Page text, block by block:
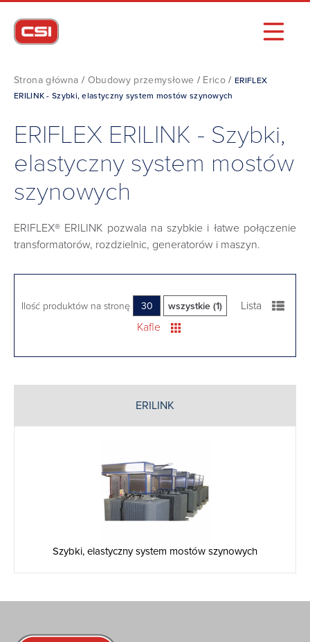
Strona główna / Obudowy przemysłowe / Erico /ERIFLEX
ERILINK - Szybki, elastyczny system mostów szynowych
ERIFLEX ERILINK - Szybki,
elastyczny system mostów
szynowych
ERIFLEX® ERILINK pozwala na szybkie i łatwe połączenie
transformatorów, rozdzielnic, generatorów i maszyn.
Ilość produktów na stronę 30 wszystkie (1)
Lista
Kafle
ERILINK
Szybki, elastyczny system mostów szynowych